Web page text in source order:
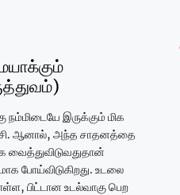
நம்மிடையே இருக்கும் மிக
ஆனால், அந்த சாதனத்தை
வைத்துவிடுவதுதான்
போய்விடுகிறது. உடலை
பிட்டான உடல்வாகு பெற